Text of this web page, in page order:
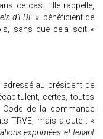
ce cas. Elle rappelle,
d’EDF » bénéficient de
sans que cela soit «
au président de
certes, toutes
de la commande
TRVE, mais ajoute : «
exprimées et tenant